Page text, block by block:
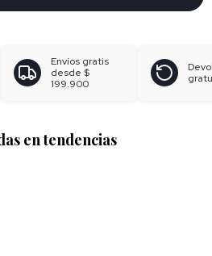
Envíos gratis
desde $
199.900
en tendencias